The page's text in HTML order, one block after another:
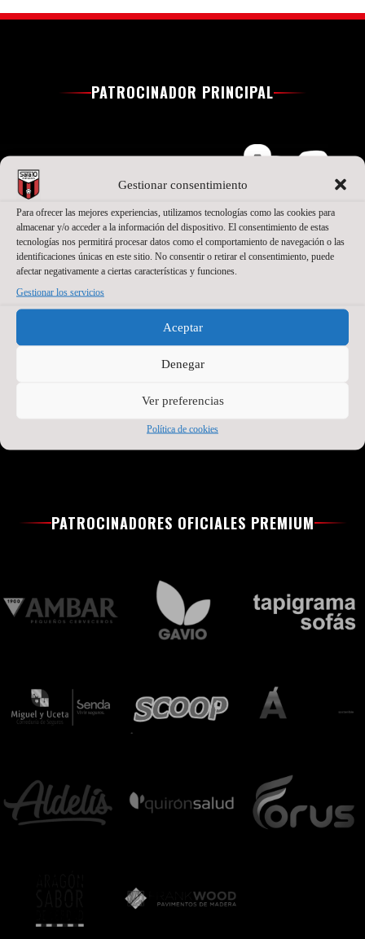
Gestionar consentimiento
Para ofrecer las mejores experiencias, utilizamos tecnologías como las cookies para
almacenar y/o acceder a la información del dispositivo. El consentimiento de estas
tecnologías nos permitirá procesar datos como el comportamiento de navegación o las
identificaciones únicas en este sitio. No consentir o retirar el consentimiento, puede
afectar negativamente a ciertas características y funciones.
Gestionar los servicios
Aceptar
Denegar
Ver preferencias
Política de cookies
PATROCINADOR PRINCIPAL
SEGUNDO PATROCINADOR
PATROCINADORES OFICIALES PREMIUM